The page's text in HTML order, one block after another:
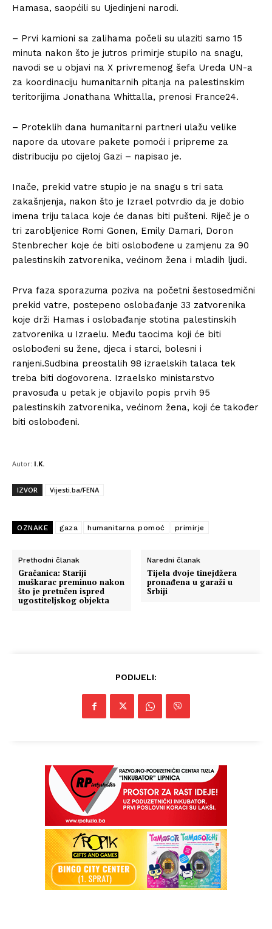
Hamasa, saopćili su Ujedinjeni narodi.
– Prvi kamioni sa zalihama počeli su ulaziti samo 15
minuta nakon što je jutros primirje stupilo na snagu,
navodi se u objavi na X privremenog šefa Ureda UN-a
za koordinaciju humanitarnih pitanja na palestinskim
teritorijima Jonathana Whittalla, prenosi France24.
– Proteklih dana humanitarni partneri ulažu velike
napore da utovare pakete pomoći i pripreme za
distribuciju po cijeloj Gazi – napisao je.
Inače, prekid vatre stupio je na snagu s tri sata
zakašnjenja, nakon što je Izrael potvrdio da je dobio
imena triju talaca koje će danas biti pušteni. Riječ je o
tri zarobljenice Romi Gonen, Emily Damari, Doron
Stenbrecher koje će biti oslobođene u zamjenu za 90
palestinskih zatvorenika, većinom žena i mladih ljudi.
Prva faza sporazuma poziva na početni šestosedmični
prekid vatre, postepeno oslobađanje 33 zatvorenika
koje drži Hamas i oslobađanje stotina palestinskih
zatvorenika u Izraelu. Među taocima koji će biti
oslobođeni su žene, djeca i starci, bolesni i
ranjeni.Sudbina preostalih 98 izraelskih talaca tek
treba biti dogovorena. Izraelsko ministarstvo
pravosuđa u petak je objavilo popis prvih 95
palestinskih zatvorenika, većinom žena, koji će također
biti oslobođeni.
Autor: I.K.
IZVOR Vijesti.ba/FENA
OZNAKE gaza humanitarna pomoć primirje
Prethodni članak
Gračanica: Stariji
muškarac preminuo nakon
što je pretučen ispred
ugostiteljskog objekta
Naredni članak
Tijela dvoje tinejdžera
pronađena u garaži u
Srbiji
PODIJELI: